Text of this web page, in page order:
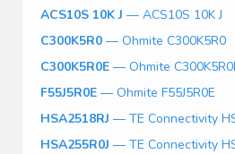
ACS10S 10K J — ACS10S 10K J
C300K5R0 — Ohmite C300K5R0
C300K5R0E — Ohmite
F55J5R0E — Ohmite F55J5R0E
HSA2518RJ — TE Connectivity
HSA255R0J — TE Connectivity